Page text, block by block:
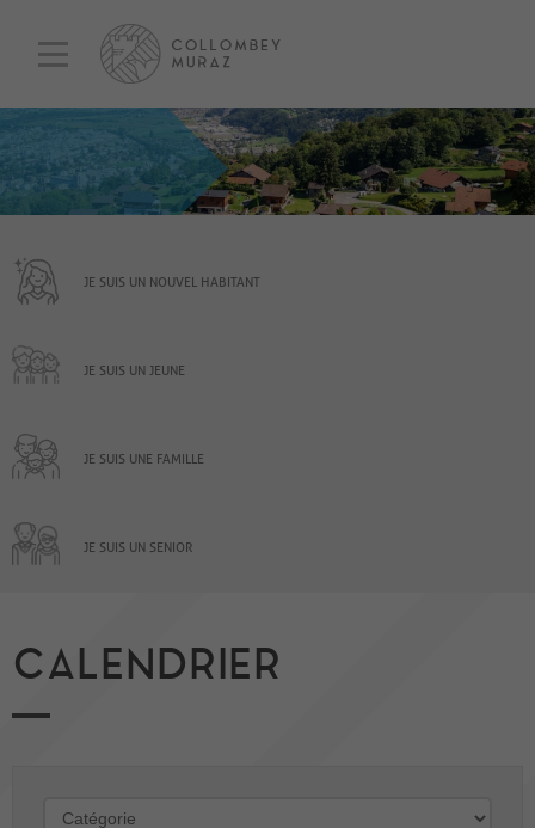
JE SUIS UN NOUVEL HABITANT
JE SUIS UN JEUNE
JE SUIS UNE FAMILLE
JE SUIS UN SENIOR
CALENDRIER